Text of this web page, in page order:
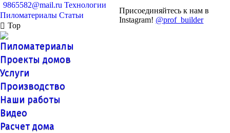
9865582@mail.ru Технологии
Пиломатериалы Статьи
Top
Присоединяйтесь к нам в
Instagram! @prof_builder
Пиломатериалы
Проекты домов
Услуги
Производство
Наши работы
Видео
Расчет дома